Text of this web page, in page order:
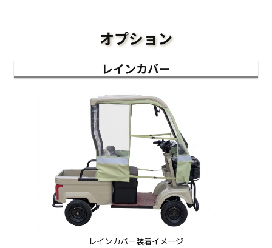
オプション
レインカバー
レインカバー装着イメージ